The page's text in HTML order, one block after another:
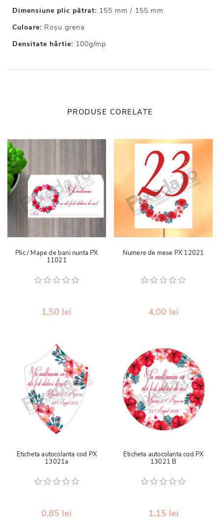
Dimensiune plic pătrat: 155 mm / 155 mm
Culoare: Roșu grena
Densitate hârtie: 100g/mp
PRODUSE CORELATE
Plic / Mape de bani nunta PX
11021
1,50 lei
Numere de mese PX 12021
4,00 lei
Eticheta autocolanta cod PX
13021a
0,85 lei
Eticheta autocolanta cod PX
13021 B
1,15 lei